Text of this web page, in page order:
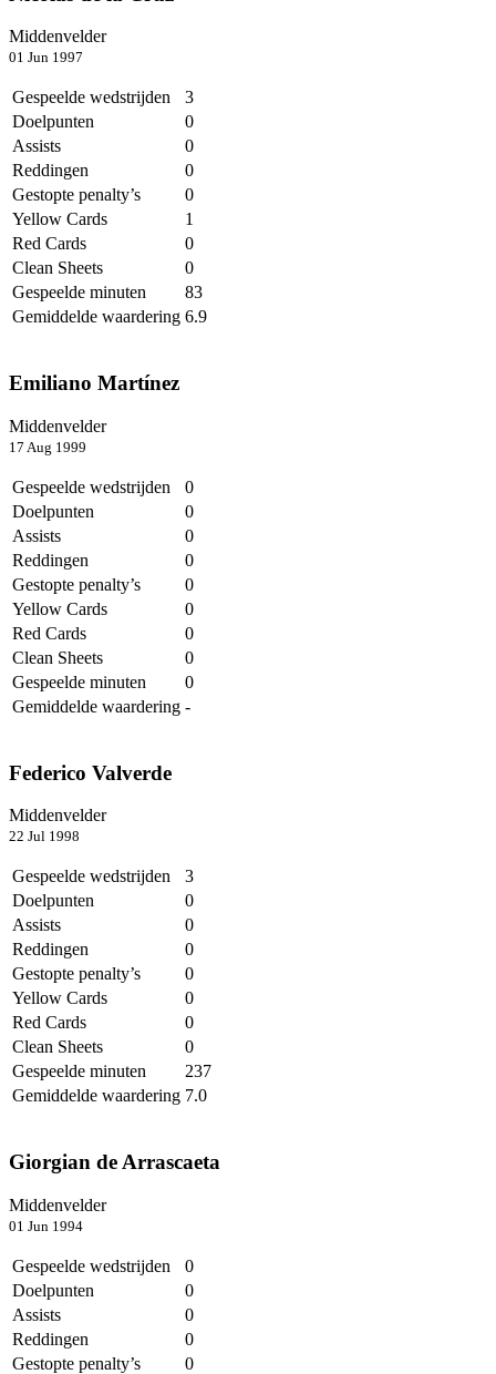
Middenvelder
01 Jun 1997
Gespeelde wedstrijden
3
Doelpunten
0
Assists
0
Reddingen
0
Gestopte penalty’s
0
Yellow Cards
1
Red Cards
0
Clean Sheets
0
Gespeelde minuten
83
Gemiddelde waardering 6.9
Emiliano Martínez
Middenvelder
17 Aug 1999
Gespeelde wedstrijden
0
Doelpunten
0
Assists
0
Reddingen
0
Gestopte penalty’s
0
Yellow Cards
0
Red Cards
0
Clean Sheets
0
Gespeelde minuten
0
Gemiddelde waardering -
Federico Valverde
Middenvelder
22 Jul 1998
Gespeelde wedstrijden
3
Doelpunten
0
Assists
0
Reddingen
0
Gestopte penalty’s
0
Yellow Cards
0
Red Cards
0
Clean Sheets
0
Gespeelde minuten
237
Gemiddelde waardering 7.0
Giorgian de Arrascaeta
Middenvelder
01 Jun 1994
Gespeelde wedstrijden
0
Doelpunten
0
Assists
0
Reddingen
0
Gestopte penalty’s
0